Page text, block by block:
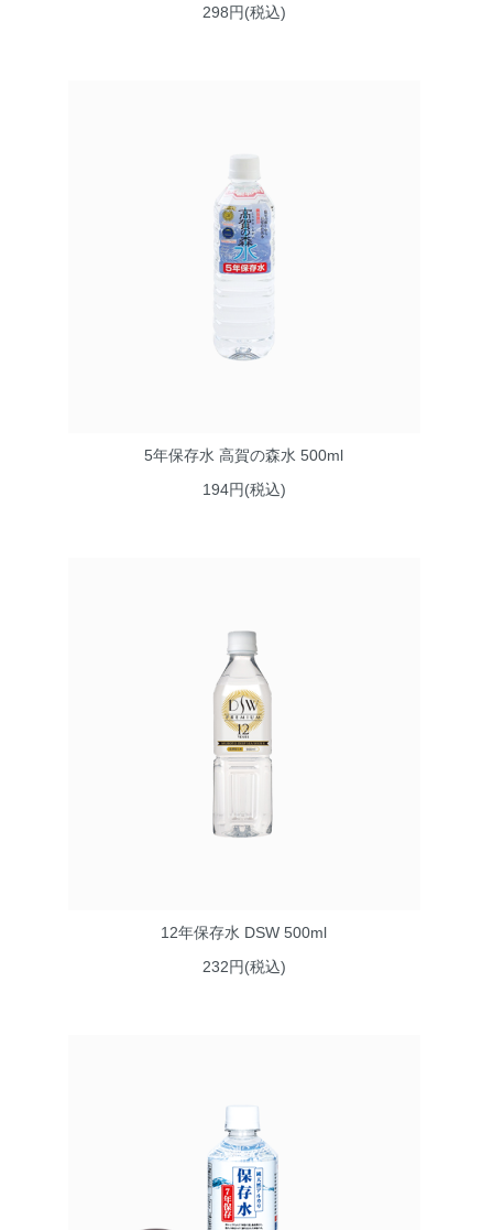
298円(税込)
5年保存水 高賀の森水 500ml
194円(税込)
12年保存水 DSW 500ml
232円(税込)